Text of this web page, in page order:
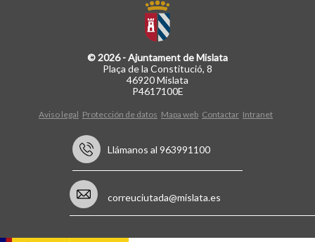
© 2026 - Ajuntament de Mislata
Plaça de la Constitució, 8
46920 Mislata
P4617100E
Aviso legal Protección de datos Mapa web Contactar Intranet
Llámanos al 963991100
correuciutada@mislata.es